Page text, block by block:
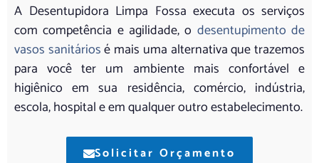
A Desentupidora Limpa Fossa executa os serviços
com competência e agilidade, o desentupimento de
vasos sanitáriosé mais uma alternativa que trazemos
para você ter um ambiente mais confortável e
higiênico em sua residência, comércio, indústria,
escola, hospital e em qualquer outro estabelecimento.
Solicitar Orçamento